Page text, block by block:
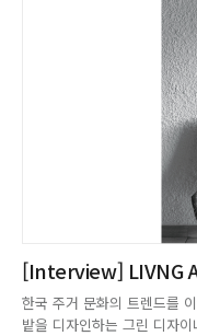
[Interview] LIVNG
한국 주거 문화의 트렌드를
밭을 디자인하는 그린 디자